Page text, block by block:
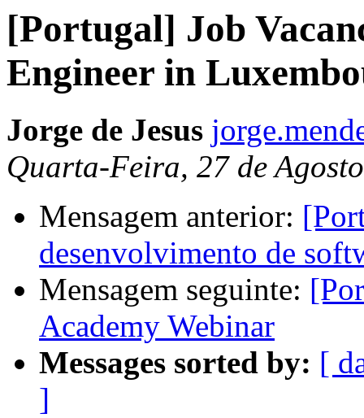
[Portugal] Job
Engineer in
Jorge de Jesus
Quarta-Feira, 27 de
Mensagem anterior:
desenvolvimento de
Mensagem seguinte:
Academy Webinar
Messages sorted by: [
]